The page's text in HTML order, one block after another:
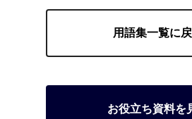
用語集一覧に
お役立ち資料を